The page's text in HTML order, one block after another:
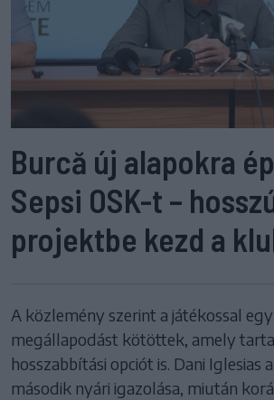
Burcă új alapokra
Sepsi OSK-t –
projektbe kezd a
A közlemény szerint a játékossal
megállapodást kötöttek, amely
hosszabbítási opciót is. Dani Iglesias
második nyári igazolása, miután